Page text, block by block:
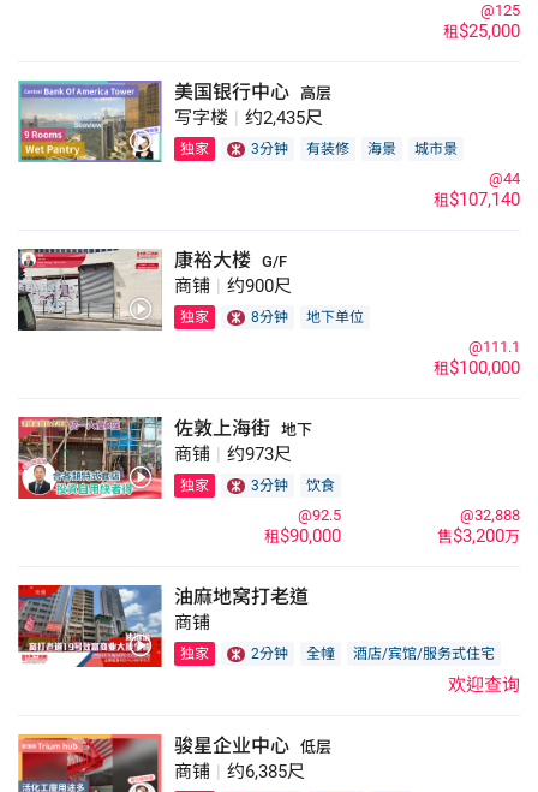
租$25,000
@125
美国银行中心 高层
写字楼 约2,435尺
独家 3分钟 有装修 海景 城市景
租$107,140
@44
康裕大楼 G/F
商铺 约900尺
独家 8分钟 地下单位
租$100,000
@111.1
佐敦上海街 地下
商铺 约973尺
独家 3分钟 饮食
售$3,200万
@32,888
租$90,000
@92.5
油麻地窝打老道
商铺
独家 2分钟 全幢 酒店/宾馆/服务式住宅
欢迎查询
骏星企业中心 低层
商铺 约6,385尺